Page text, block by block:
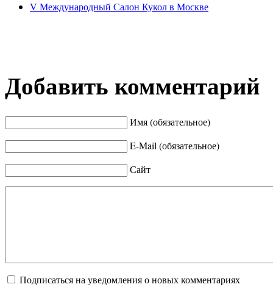
V Международный Салон Кукол в Москве
Добавить комментарий
Имя (обязательное)
E-Mail (обязательное)
Сайт
Подписаться на уведомления о новых комментариях